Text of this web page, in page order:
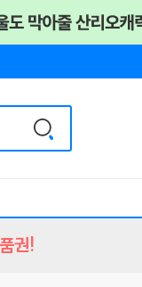
권!